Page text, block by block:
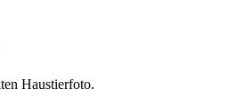
Haustierfoto.